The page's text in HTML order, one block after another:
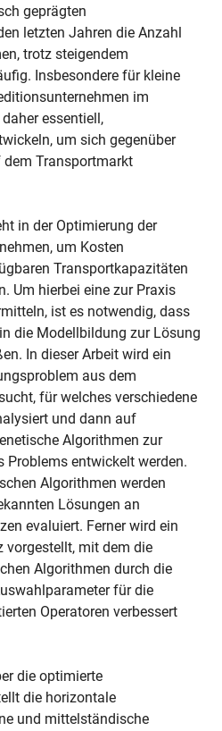
geprägten
letzten Jahren die Anzahl
trotz steigendem
Insbesondere für kleine
im
essentiell,
um sich gegenüber
Transportmarkt
in der Optimierung der
um Kosten
Transportkapazitäten
Um hierbei eine zur Praxis
ist es notwendig, dass
die Modellbildung zur Lösung
In dieser Arbeit wird ein
aus dem
für welches verschiedene
und dann auf
Algorithmen zur
Problems entwickelt werden.
Algorithmen werden
Lösungen an
evaluiert. Ferner wird ein
vorgestellt, mit dem die
Algorithmen durch die
für die
Operatoren verbessert
die optimierte
die horizontale
und mittelständische